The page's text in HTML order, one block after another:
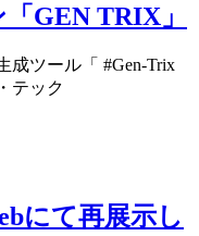
GEN TRIX」
成ツール「 #Gen-Trix
テック
にて再展示し